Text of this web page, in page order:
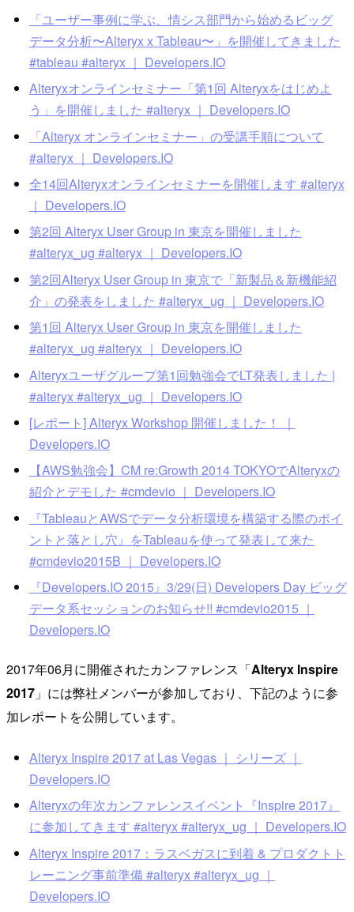
「ユーザー事例に学ぶ、情シス部門から始めるビッグ
データ分析〜Alteryx x Tableau〜」を開催してきました
#tableau #alteryx ｜ Developers.IO
Alteryxオンラインセミナー「第1回 Alteryxをはじめよ
う」を開催しました #alteryx ｜ Developers.IO
「Alteryx オンラインセミナー」の受講手順について
#alteryx ｜ Developers.IO
全14回Alteryxオンラインセミナーを開催します #alteryx
｜ Developers.IO
第2回 Alteryx User Group in 東京を開催しました
#alteryx_ug #alteryx ｜ Developers.IO
第2回Alteryx User Group in 東京で「新製品＆新機能紹
介」の発表をしました #alteryx_ug ｜ Developers.IO
第1回 Alteryx User Group in 東京を開催しました
#alteryx_ug #alteryx ｜ Developers.IO
Alteryxユーザグループ第1回勉強会でLT発表しました |
#alteryx #alteryx_ug ｜ Developers.IO
[レポート] Alteryx Workshop 開催しました！ ｜
Developers.IO
【AWS勉強会】CM re:Growth 2014 TOKYOでAlteryxの
紹介とデモした #cmdevio ｜ Developers.IO
『TableauとAWSでデータ分析環境を構築する際のポイ
ントと落とし穴』をTableauを使って発表して来た
#cmdevio2015B ｜ Developers.IO
『Developers.IO 2015』3/29(日) Developers Day ビッグ
データ系セッションのお知らせ!! #cmdevio2015 ｜
Developers.IO
2017年06月に開催されたカンファレンス「Alteryx Inspire
2017 」には弊社メンバーが参加しており、下記のように参
加レポートを公開しています。
Alteryx Inspire 2017 at Las Vegas ｜ シリーズ ｜
Developers.IO
Alteryxの年次カンファレンスイベント『Inspire 2017』
に参加してきます #alteryx #alteryx_ug ｜ Developers.IO
Alteryx Inspire 2017：ラスベガスに到着 & プロダクトト
レーニング事前準備 #alteryx #alteryx_ug ｜
Developers.IO